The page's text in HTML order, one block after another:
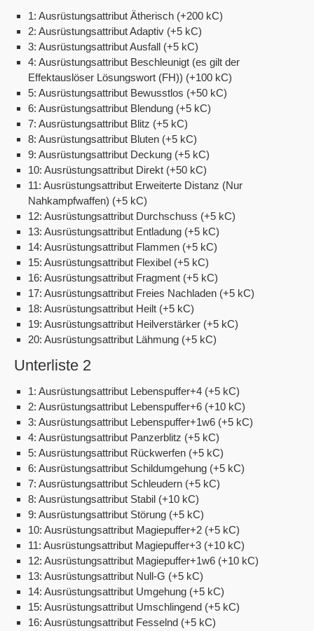
1: Ausrüstungsattribut Ätherisch (+200 kC)
2: Ausrüstungsattribut Adaptiv (+5 kC)
3: Ausrüstungsattribut Ausfall (+5 kC)
4: Ausrüstungsattribut Beschleunigt (es gilt der
Effektauslöser Lösungswort (FH)) (+100 kC)
5: Ausrüstungsattribut Bewusstlos (+50 kC)
6: Ausrüstungsattribut Blendung (+5 kC)
7: Ausrüstungsattribut Blitz (+5 kC)
8: Ausrüstungsattribut Bluten (+5 kC)
9: Ausrüstungsattribut Deckung (+5 kC)
10: Ausrüstungsattribut Direkt (+50 kC)
11: Ausrüstungsattribut Erweiterte Distanz (Nur
Nahkampfwaffen) (+5 kC)
12: Ausrüstungsattribut Durchschuss (+5 kC)
13: Ausrüstungsattribut Entladung (+5 kC)
14: Ausrüstungsattribut Flammen (+5 kC)
15: Ausrüstungsattribut Flexibel (+5 kC)
16: Ausrüstungsattribut Fragment (+5 kC)
17: Ausrüstungsattribut Freies Nachladen (+5 kC)
18: Ausrüstungsattribut Heilt (+5 kC)
19: Ausrüstungsattribut Heilverstärker (+5 kC)
20: Ausrüstungsattribut Lähmung (+5 kC)
Unterliste 2
1: Ausrüstungsattribut Lebenspuffer+4 (+5 kC)
2: Ausrüstungsattribut Lebenspuffer+6 (+10 kC)
3: Ausrüstungsattribut Lebenspuffer+1w6 (+5 kC)
4: Ausrüstungsattribut Panzerblitz (+5 kC)
5: Ausrüstungsattribut Rückwerfen (+5 kC)
6: Ausrüstungsattribut Schildumgehung (+5 kC)
7: Ausrüstungsattribut Schleudern (+5 kC)
8: Ausrüstungsattribut Stabil (+10 kC)
9: Ausrüstungsattribut Störung (+5 kC)
10: Ausrüstungsattribut Magiepuffer+2 (+5 kC)
11: Ausrüstungsattribut Magiepuffer+3 (+10 kC)
12: Ausrüstungsattribut Magiepuffer+1w6 (+10 kC)
13: Ausrüstungsattribut Null-G (+5 kC)
14: Ausrüstungsattribut Umgehung (+5 kC)
15: Ausrüstungsattribut Umschlingend (+5 kC)
16: Ausrüstungsattribut Fesselnd (+5 kC)